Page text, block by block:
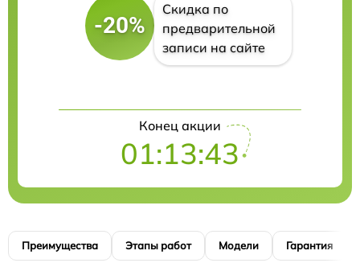
-20%
Скидка по
предварительной
записи на сайте
Конец акции
01:13:42
Преимущества Этапы работ Модели Гарантия